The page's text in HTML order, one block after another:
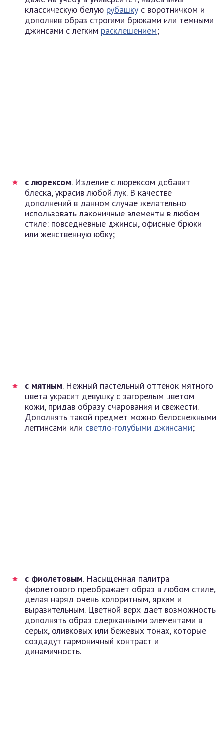
классическую белую рубашку с воротничком и
дополнив образ строгими брюками или темными
джинсами с легким расклешением;
с люрексом. Изделие с люрексом добавит
блеска, украсив любой лук. В качестве
дополнений в данном случае желательно
использовать лаконичные элементы в любом
стиле: повседневные джинсы, офисные брюки
или женственную юбку;
с мятным. Нежный пастельный оттенок мятного
цвета украсит девушку с загорелым цветом
кожи, придав образу очарования и свежести.
Дополнять такой предмет можно белоснежными
леггинсами или светло-голубыми джинсами;
с фиолетовым. Насыщенная палитра
фиолетового преображает образ в любом стиле,
делая наряд очень колоритным, ярким и
выразительным. Цветной верх дает возможность
дополнять образ сдержанными элементами в
серых, оливковых или бежевых тонах, которые
создадут гармоничный контраст и
динамичность.